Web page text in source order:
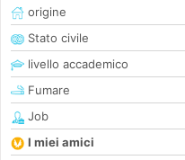
origine
Stato civile
livello accademico
Fumare
Job
I miei amici